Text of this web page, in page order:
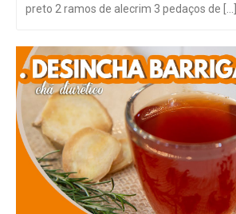
preto 2 ramos de alecrim 3 pedaços de [...]